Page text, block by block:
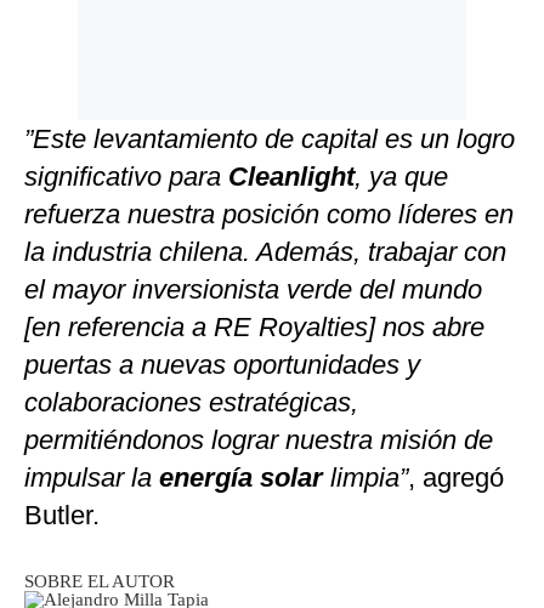
”Este levantamiento de capital es un logro
significativo para Cleanlight, ya que
refuerza nuestra posición como líderes en
la industria chilena. Además, trabajar con
el mayor inversionista verde del mundo
[en referencia a RE Royalties] nos abre
puertas a nuevas oportunidades y
colaboraciones estratégicas,
permitiéndonos lograr nuestra misión de
impulsar la energía solarlimpia”, agregó
Butler.
SOBRE EL AUTOR